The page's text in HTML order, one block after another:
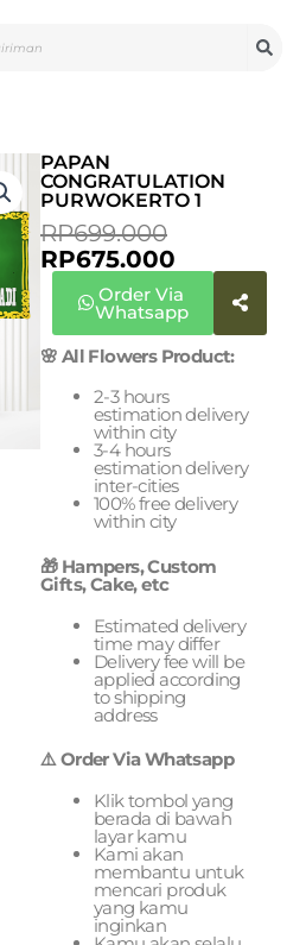
PAPAN
CONGRATULATION
PURWOKERTO 1
RP699.000
WAS:
RP675.000
IS:
RP675.000.
Order Via
Whatsapp
🌸 All Flowers Product:
2-3 hours
estimation delivery
within city
3-4 hours
estimation delivery
inter-cities
100% free delivery
within city
🎁 Hampers, Custom
Gifts, Cake, etc
Estimated delivery
time may differ
Delivery fee will be
applied according
to shipping
address
⚠️ Order Via Whatsapp
Klik tombol yang
berada di bawah
layar kamu
Kami akan
membantu untuk
mencari produk
yang kamu
inginkan